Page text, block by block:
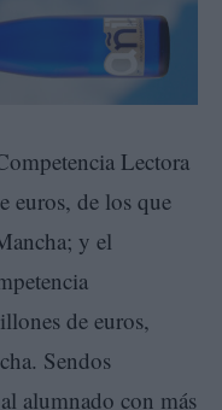
Lectora
euros, de los que
y el
de euros,
Sendos
alumnado con más